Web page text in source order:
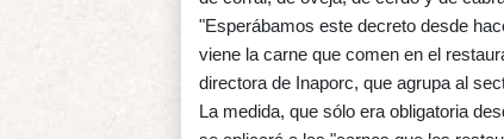
"Esperábamos este decreto desde
viene la carne que comen en el
directora de Inaporc, que agrupa al
La medida, que sólo era obligatoria